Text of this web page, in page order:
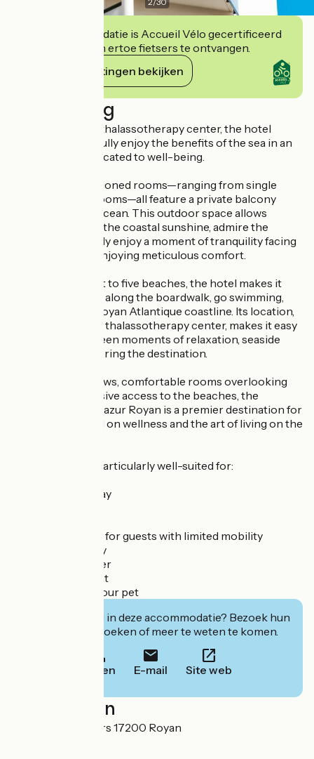
Deze accommodatie is Accueil Vélo gecertificeerd
en verbindt zich ertoe fietsers te ontvangen.
Haar verplichtingen bekijken
Beschrijving
Connected to its thalassotherapy center, the hotel
invites guests to fully enjoy the benefits of the sea in an
environment dedicated to well-being.
The 83 air-conditioned rooms—ranging from single
rooms to family rooms—all feature a private balcony
overlooking the ocean. This outdoor space allows
guests to soak up the coastal sunshine, admire the
seascape, or simply enjoy a moment of tranquility facing
the sea, all while enjoying meticulous comfort.
Located right next to five beaches, the hotel makes it
easy to take walks along the boardwalk, go swimming,
and explore the Royan Atlantique coastline. Its location,
combined with its thalassotherapy center, makes it easy
to alternate between moments of relaxation, seaside
outings, and exploring the destination.
With its ocean views, comfortable rooms overlooking
the sea, and exclusive access to the beaches, the
Cordouan by Thalazur Royan is a premier destination for
a getaway focused on wellness and the art of living on the
This property is particularly well-suited for:
✔ Couples’ getaway
✔ Accessible stay for guests with limited mobility
✔ Seaside getaway
✔ Cycling stopover
✔ Wellness retreat
✔ Vacation with your pet
Geïnteresseerd in deze accommodatie? Bezoek hun
website om te boeken of meer te weten te komen.
Bellen E-mail Site web
Localisation
6 allée des Rochers 17200 Royan